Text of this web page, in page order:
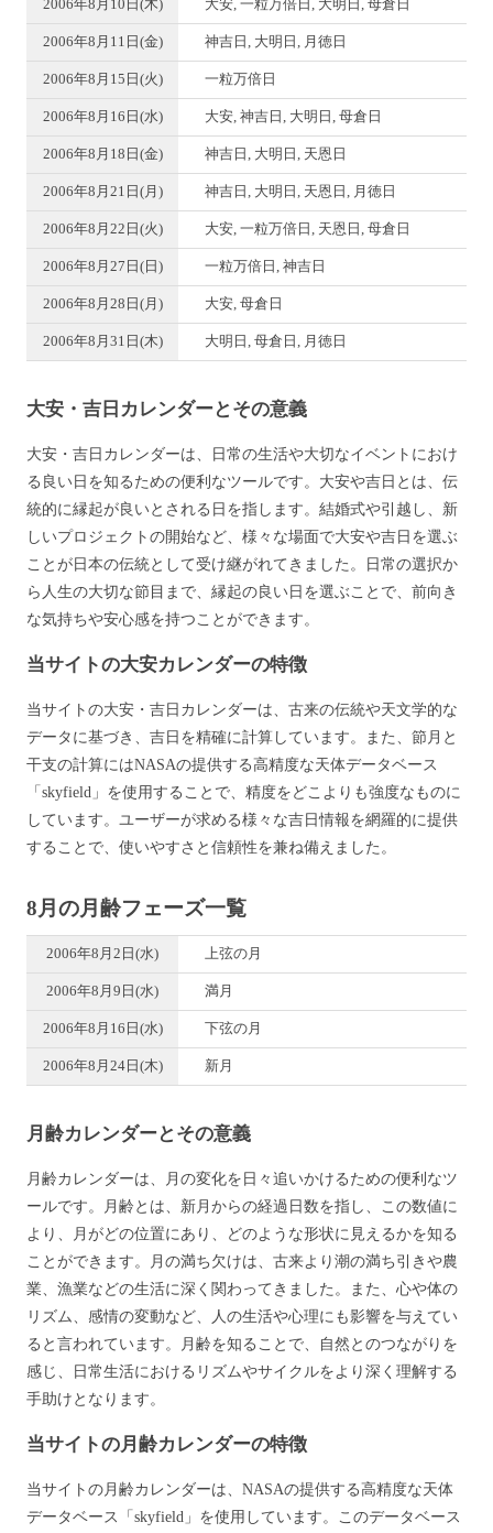
2006年8月10日(木) 大安, 一粒万倍日, 大明日, 母倉日
2006年8月11日(金) 神吉日, 大明日, 月徳日
2006年8月15日(火) 一粒万倍日
2006年8月16日(水) 大安, 神吉日, 大明日, 母倉日
2006年8月18日(金) 神吉日, 大明日, 天恩日
2006年8月21日(月) 神吉日, 大明日, 天恩日, 月徳日
2006年8月22日(火) 大安, 一粒万倍日, 天恩日, 母倉日
2006年8月27日(日) 一粒万倍日, 神吉日
2006年8月28日(月) 大安, 母倉日
2006年8月31日(木) 大明日, 母倉日, 月徳日
大安・吉日カレンダーとその意義
大安・吉日カレンダーは、日常の生活や大切なイベントにおけ
る良い日を知るための便利なツールです。大安や吉日とは、伝
統的に縁起が良いとされる日を指します。結婚式や引越し、新
しいプロジェクトの開始など、様々な場面で大安や吉日を選ぶ
ことが日本の伝統として受け継がれてきました。日常の選択か
ら人生の大切な節目まで、縁起の良い日を選ぶことで、前向き
な気持ちや安心感を持つことができます。
当サイトの大安カレンダーの特徴
当サイトの大安・吉日カレンダーは、古来の伝統や天文学的な
データに基づき、吉日を精確に計算しています。また、節月と
干支の計算にはNASAの提供する高精度な天体データベース
「skyfield」を使用することで、精度をどこよりも強度なものに
しています。ユーザーが求める様々な吉日情報を網羅的に提供
することで、使いやすさと信頼性を兼ね備えました。
8月の月齢フェーズ一覧
2006年8月2日(水) 上弦の月
2006年8月9日(水) 満月
2006年8月16日(水) 下弦の月
2006年8月24日(木) 新月
月齢カレンダーとその意義
月齢カレンダーは、月の変化を日々追いかけるための便利なツ
ールです。月齢とは、新月からの経過日数を指し、この数値に
より、月がどの位置にあり、どのような形状に見えるかを知る
ことができます。月の満ち欠けは、古来より潮の満ち引きや農
業、漁業などの生活に深く関わってきました。また、心や体の
リズム、感情の変動など、人の生活や心理にも影響を与えてい
ると言われています。月齢を知ることで、自然とのつながりを
感じ、日常生活におけるリズムやサイクルをより深く理解する
手助けとなります。
当サイトの月齢カレンダーの特徴
当サイトの月齢カレンダーは、NASAの提供する高精度な天体
データベース「skyfield」を使用しています。このデータベース